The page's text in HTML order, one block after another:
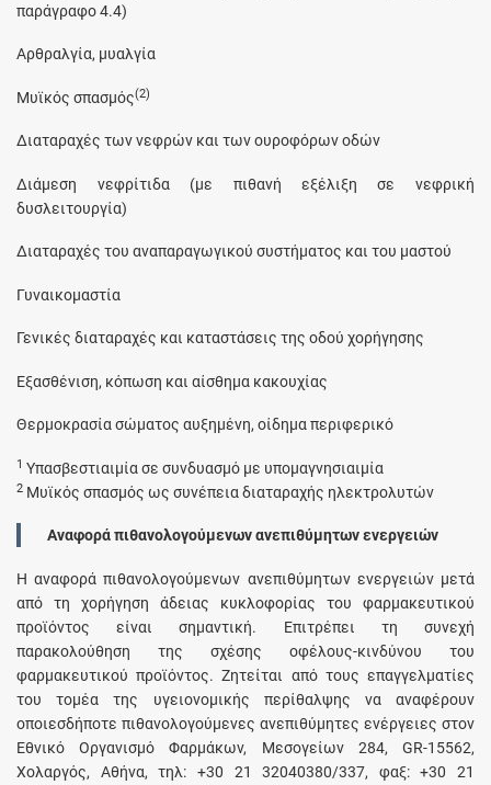
παράγραφο 4.4)
Αρθραλγία, μυαλγία
Μυϊκός σπασμός(2)
Διαταραχές των νεφρών και των ουροφόρων οδών
Διάμεση νεφρίτιδα (με πιθανή εξέλιξη σε νεφρική
δυσλειτουργία)
Διαταραχές του αναπαραγωγικού συστήματος και του μαστού
Γυναικομαστία
Γενικές διαταραχές και καταστάσεις της οδού χορήγησης
Εξασθένιση, κόπωση και αίσθημα κακουχίας
Θερμοκρασία σώματος αυξημένη, οίδημα περιφερικό
1 Υπασβεστιαιμία σε συνδυασμό με υπομαγνησιαιμία
2 Μυϊκός σπασμός ως συνέπεια διαταραχής ηλεκτρολυτών
Αναφορά πιθανολογούμενων ανεπιθύμητων ενεργειών
Η αναφορά πιθανολογούμενων ανεπιθύμητων ενεργειών μετά
από τη χορήγηση άδειας κυκλοφορίας του φαρμακευτικού
προϊόντος είναι σημαντική. Επιτρέπει τη συνεχή
παρακολούθηση της σχέσης οφέλους-κινδύνου του
φαρμακευτικού προϊόντος. Ζητείται από τους επαγγελματίες
του τομέα της υγειονομικής περίθαλψης να αναφέρουν
οποιεσδήποτε πιθανολογούμενες ανεπιθύμητες ενέργειες στον
Εθνικό Οργανισμό Φαρμάκων, Μεσογείων 284, GR-15562,
Χολαργός, Αθήνα, τηλ: +30 21 32040380/337, φαξ: +30 21